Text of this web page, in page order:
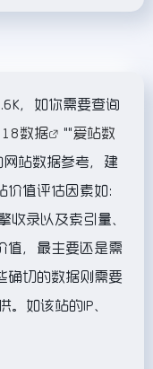
，如你需要查询
数据 ""爱站数
站数据参考，建
值评估因素如：
收录以及索引量、
值，最主要还是需
确切的数据则需要
。如该站的IP、